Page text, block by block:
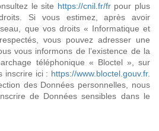
le site https://cnil.fr/frpour plus
Si vous estimez, après avoir
que vos droits « Informatique et
vous pouvez adresser une
vous informons de l’existence de la
téléphonique « Bloctel », sur
inscrire ici : https://www.bloctel.gouv.fr.
des Données personnelles, nous
de Données sensibles dans le